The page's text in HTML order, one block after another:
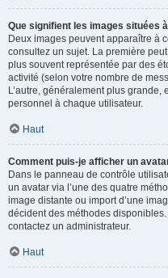
Que signifient les images situées
Deux images peuvent apparaître à
consultez un sujet. La première
plus souvent représentée par des
activité (selon votre nombre de
L’autre, généralement plus grande,
personnel à chaque utilisateur.
Haut
Comment puis-je afficher un
Dans le panneau de contrôle
un avatar via l’une des quatre
image distante ou import d’une
décident des méthodes
contactez un administrateur.
Haut